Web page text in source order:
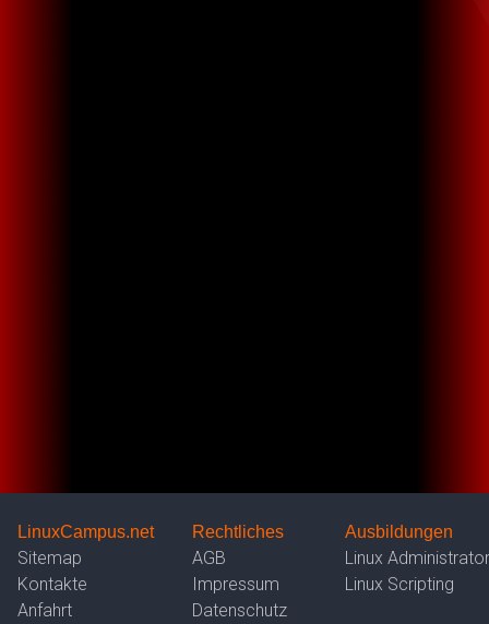
LinuxCampus.net Rechtliches Ausbildungen
Sitemap AGB
Linux Administrator
Kontakte
Impressum
Linux Scripting
Anfahrt
Datenschutz